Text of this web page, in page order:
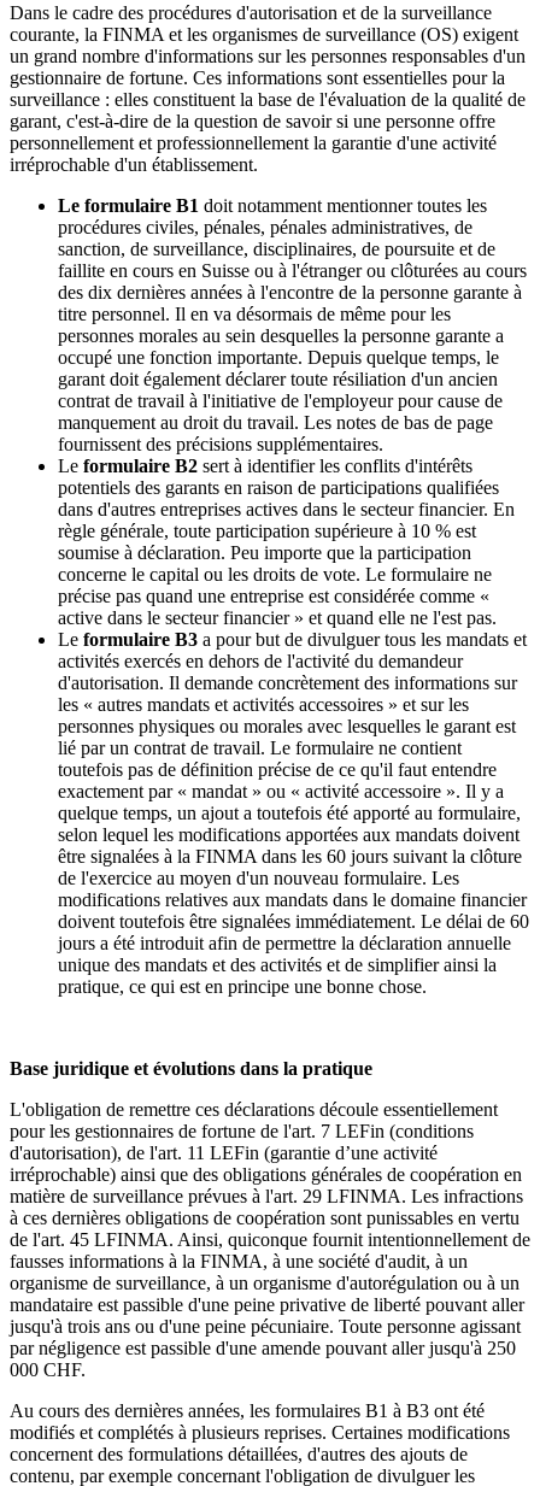
Dans le cadre des procédures d'autorisation et de la surveillance
courante, la FINMA et les organismes de surveillance (OS) exigent
un grand nombre d'informations sur les personnes responsables d'un
gestionnaire de fortune. Ces informations sont essentielles pour la
surveillance : elles constituent la base de l'évaluation de la qualité de
garant, c'est-à-dire de la question de savoir si une personne offre
personnellement et professionnellement la garantie d'une activité
irréprochable d'un établissement.
Le formulaire B1 doit notamment mentionner toutes les
procédures civiles, pénales, pénales administratives, de
sanction, de surveillance, disciplinaires, de poursuite et de
faillite en cours en Suisse ou à l'étranger ou clôturées au cours
des dix dernières années à l'encontre de la personne garante à
titre personnel. Il en va désormais de même pour les
personnes morales au sein desquelles la personne garante a
occupé une fonction importante. Depuis quelque temps, le
garant doit également déclarer toute résiliation d'un ancien
contrat de travail à l'initiative de l'employeur pour cause de
manquement au droit du travail. Les notes de bas de page
fournissent des précisions supplémentaires.
Le formulaire B2 sert à identifier les conflits d'intérêts
potentiels des garants en raison de participations qualifiées
dans d'autres entreprises actives dans le secteur financier. En
règle générale, toute participation supérieure à 10 % est
soumise à déclaration. Peu importe que la participation
concerne le capital ou les droits de vote. Le formulaire ne
précise pas quand une entreprise est considérée comme «
active dans le secteur financier » et quand elle ne l'est pas.
Le formulaire B3 a pour but de divulguer tous les mandats et
activités exercés en dehors de l'activité du demandeur
d'autorisation. Il demande concrètement des informations sur
les « autres mandats et activités accessoires » et sur les
personnes physiques ou morales avec lesquelles le garant est
lié par un contrat de travail. Le formulaire ne contient
toutefois pas de définition précise de ce qu'il faut entendre
exactement par « mandat » ou « activité accessoire ». Il y a
quelque temps, un ajout a toutefois été apporté au formulaire,
selon lequel les modifications apportées aux mandats doivent
être signalées à la FINMA dans les 60 jours suivant la clôture
de l'exercice au moyen d'un nouveau formulaire. Les
modifications relatives aux mandats dans le domaine financier
doivent toutefois être signalées immédiatement. Le délai de 60
jours a été introduit afin de permettre la déclaration annuelle
unique des mandats et des activités et de simplifier ainsi la
pratique, ce qui est en principe une bonne chose.
Base juridique et évolutions dans la pratique
L'obligation de remettre ces déclarations découle essentiellement
pour les gestionnaires de fortune de l'art. 7 LEFin (conditions
d'autorisation), de l'art. 11 LEFin (garantie d’une activité
irréprochable) ainsi que des obligations générales de coopération en
matière de surveillance prévues à l'art. 29 LFINMA. Les infractions
à ces dernières obligations de coopération sont punissables en vertu
de l'art. 45 LFINMA. Ainsi, quiconque fournit intentionnellement de
fausses informations à la FINMA, à une société d'audit, à un
organisme de surveillance, à un organisme d'autorégulation ou à un
mandataire est passible d'une peine privative de liberté pouvant aller
jusqu'à trois ans ou d'une peine pécuniaire. Toute personne agissant
par négligence est passible d'une amende pouvant aller jusqu'à 250
000 CHF.
Au cours des dernières années, les formulaires B1 à B3 ont été
modifiés et complétés à plusieurs reprises. Certaines modifications
concernent des formulations détaillées, d'autres des ajouts de
contenu, par exemple concernant l'obligation de divulguer les